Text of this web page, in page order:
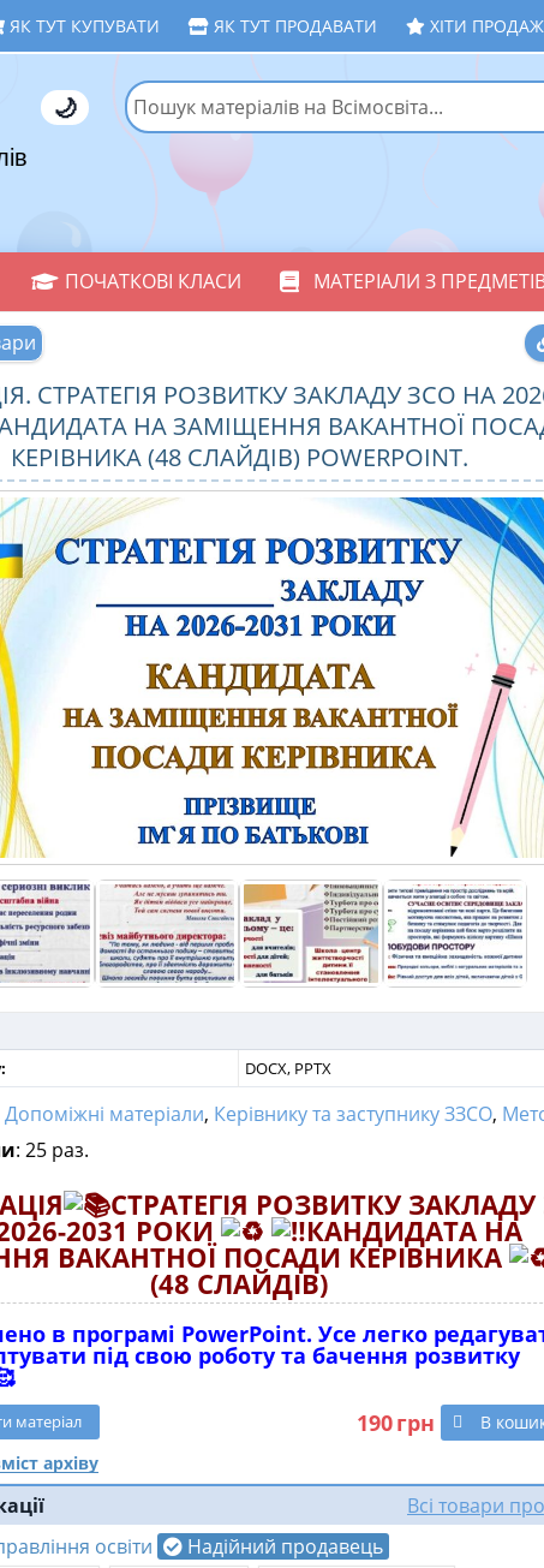
ЯК ТУТ КУПУВАТИ ЯК ТУТ ПРОДАВАТИ ХІТИ
🌙
ПОЧАТКОВІ КЛАСИ МАТЕРІАЛИ З
СТРАТЕГІЯ РОЗВИТКУ ЗАКЛАДУ ЗСО НА
НА ЗАМІЩЕННЯ ВАКАНТНОЇ
КЕРІВНИКА (48 СЛАЙДІВ) POWERPOINT.
DOCX, PPTX
Допоміжні матеріали, Керівнику та заступнику ЗЗСО,
: 25 раз.
СТРАТЕГІЯ РОЗВИТКУ
2031 РОКИ КАНДИДАТА НА
ВАКАНТНОЇ ПОСАДИ КЕРІВНИКА
(48 СЛАЙДІВ)
в програмі PowerPoint. Усе легко
під свою роботу та бачення розвитку
190грн В
матеріал
архіву
Всі товари
освіти
Надійний продавець